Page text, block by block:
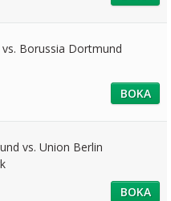
Borussia Dortmund
BOKA
vs. Union Berlin
BOKA